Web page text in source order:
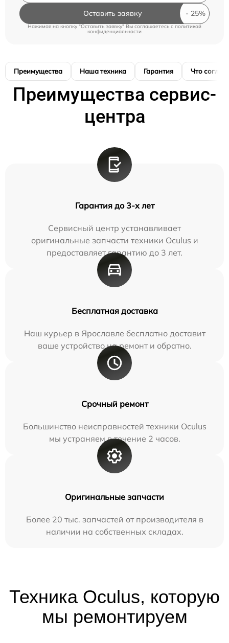
Оставить заявку
Нажимая на кнопку "Оставить заявку" Вы соглашаетесь cполитикой
конфиденциальности
Преимущества Наша техника Гарантия Что
Преимущества сервис-
центра
Гарантия до 3-х лет
Сервисный центр устанавливает
оригинальные запчасти техники Oculus и
предоставляет гарантию до 3 лет.
Бесплатная доставка
Наш курьер в Ярославле бесплатно доставит
ваше устройство на ремонт и обратно.
Срочный ремонт
Большинство неисправностей техники Oculus
мы устраняем в течение 2 часов.
Оригинальные запчасти
Более 20 тыс. запчастей от производителя в
наличии на собственных складах.
Техника Oculus, которую
мы ремонтируем